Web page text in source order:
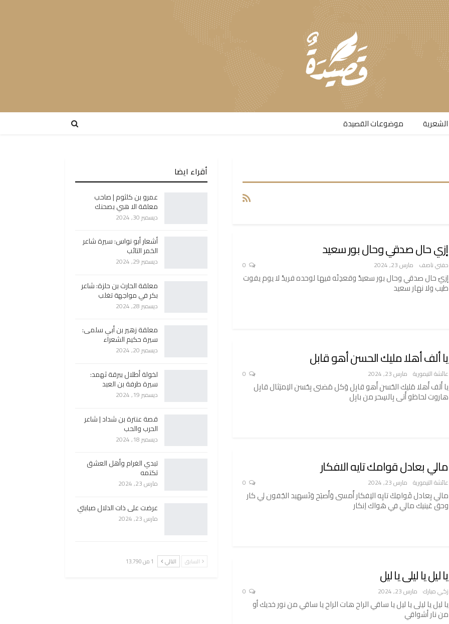
موضوعات القصيدة​
إزي حال صدقي وحال بور سعيد
حفني ناصف مارس 23, 2024
إزيّ حال صدقي وحال بور سعيدْ وقعدِتُه فيها لوحده فريدْ لا يوم يفوت
طيب ولا نهار سعيد
يا ألف أهلا مليك الحسن أهو قابل
عائشة التيمورية مارس 23, 2024
يا أَلف أَهلا مَليك الحُسن أَهو قابِل وَكل مَضنى بِحُسن الاِمتِثال قابِل
هاروت لحاظو أَتى بِالسِحر من بابِل
مالي بعادل قوامك تايه الافكار
عائشة التيمورية مارس 23, 2024
مالي بِعادل قَوامِكَ تايِه الاِفكار أَمسى وَأَصبَح وَتَسهيد الجُفون لي كار
وحق عَينيك مالي في هَواك اِنكار
يا ليل يا ليلى يا ليل
زكي مبارك مارس 23, 2024
يا ليل يا ليلى يا ليل يا ساقي الراح هات الراح يا ساقي من نور خديك أو
من نار أشواقي
أقراء ايضا
عمرو بن كلثوم | صاحب
معلقة الا هبي بصحنك
ديسمبر 30, 2024
أشعار أبو نواس: سيرة شاعر
الخمر التائب
ديسمبر 29, 2024
معلقة الحارث بن حلزة: شاعر
بكر في مواجهة تغلب
ديسمبر 28, 2024
معلقة زهير بن أبي سلمى:
سيرة حكيم الشعراء
ديسمبر 20, 2024
لخولة أطلال ببرقة ثهمد:
سيرة طرفة بن العبد
ديسمبر 19, 2024
قصة عنترة بن شداد | شاعر
الحرب والحب
ديسمبر 18, 2024
تبدي الغرام وأهل العشق
تكتمه
مارس 23, 2024
عرضت على ذات الدلال صبابتي
مارس 23, 2024
السابق التالي 1 من 13٬790